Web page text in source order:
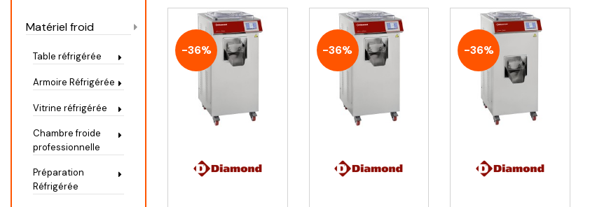
Matériel froid
Table réfrigérée
Armoire Réfrigérée
Vitrine réfrigérée
Chambre froide
professionnelle
Préparation
Réfrigérée
-36% -36% -36%